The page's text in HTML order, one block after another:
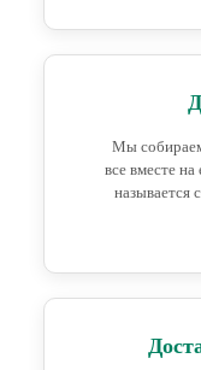
Мы собираем
все вместе
называется